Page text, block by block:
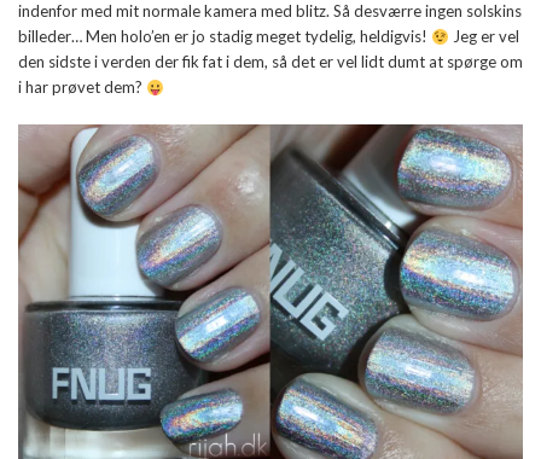
indenfor med mit normale kamera med blitz. Så desværre ingen solskins
billeder… Men holo’en er jo stadig meget tydelig, heldigvis!
Jeg er vel
den sidste i verden der fik fat i dem, så det er vel lidt dumt at spørge om
i har prøvet dem?